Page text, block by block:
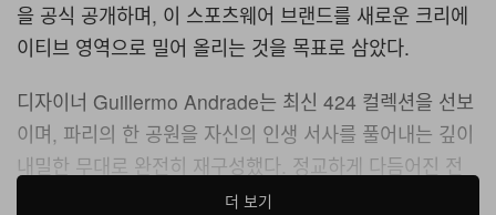
을 공식 공개하며, 이 스포츠웨어 브랜드를 새로운 크리에
이티브 영역으로 밀어 올리는 것을 목표로 삼았다.
디자이너 Guillermo Andrade는 최신 424 컬렉션을 선보
이며, 파리의 한 공원을 자신의 인생 서사를 풀어내는 깊이
내밀한 무대로 완전히 재구성했다. 정교하게 다듬어진 전
통적 런웨이 문법에서 멀찍이 벗어난 이번 프레젠테이션
더 보기